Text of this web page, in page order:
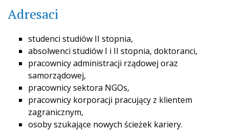
Adresaci
studenci studiów II stopnia,
absolwenci studiów I i II stopnia, doktoranci,
pracownicy administracji rządowej oraz
samorządowej,
pracownicy sektora NGOs,
pracownicy korporacji pracujący z klientem
zagranicznym,
osoby szukające nowych ścieżek kariery.